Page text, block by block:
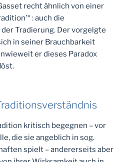
recht ähnlich von einer
: auch die
Tradierung. Der vorgelgte
in seiner Brauchbarkeit
er dieses Paradox
kritisch begegnen – vor
die sie angeblich in sog.
spielt – andererseits aber